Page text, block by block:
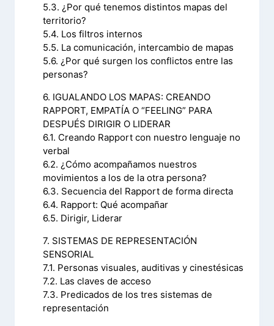
5.3. ¿Por qué tenemos distintos mapas del
territorio?
5.4. Los filtros internos
5.5. La comunicación, intercambio de mapas
5.6. ¿Por qué surgen los conflictos entre las
personas?
6. IGUALANDO LOS MAPAS: CREANDO
RAPPORT, EMPATÍA O “FEELING” PARA
DESPUÉS DIRIGIR O LIDERAR
6.1. Creando Rapport con nuestro lenguaje no
verbal
6.2. ¿Cómo acompañamos nuestros
movimientos a los de la otra persona?
6.3. Secuencia del Rapport de forma directa
6.4. Rapport: Qué acompañar
6.5. Dirigir, Liderar
7. SISTEMAS DE REPRESENTACIÓN
SENSORIAL
7.1. Personas visuales, auditivas y cinestésicas
7.2. Las claves de acceso
7.3. Predicados de los tres sistemas de
representación